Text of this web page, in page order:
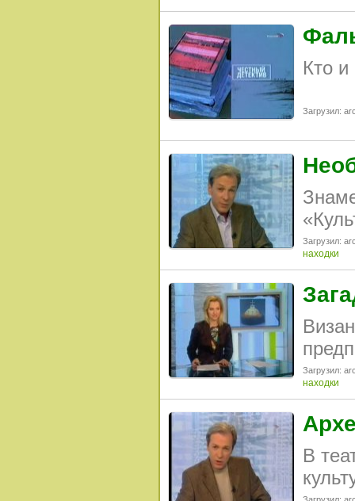
Кто
Загрузил:
Загрузил:
находки
Загрузил:
находки
В